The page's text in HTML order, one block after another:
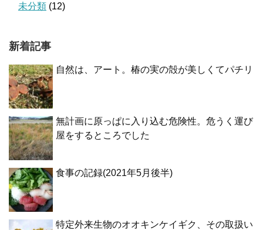
未分類 (12)
新着記事
自然は、アート。椿の実の殻が美しくてパチリ
無計画に原っぱに入り込む危険性。危うく運び
屋をするところでした
食事の記録(2021年5月後半)
特定外来生物のオオキンケイギク、その取扱い